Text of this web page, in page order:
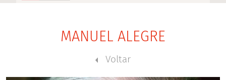
MANUEL ALEGRE
Voltar